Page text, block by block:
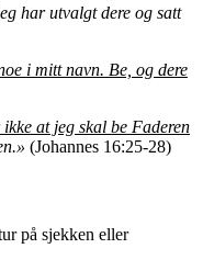
har utvalgt dere og satt
i mitt navn. Be, og dere
at jeg skal be Faderen
(Johannes 16:25-28)
på sjekken eller